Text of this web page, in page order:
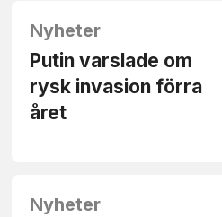
Nyheter
Putin varslade om
rysk invasion förra
året
Nyheter